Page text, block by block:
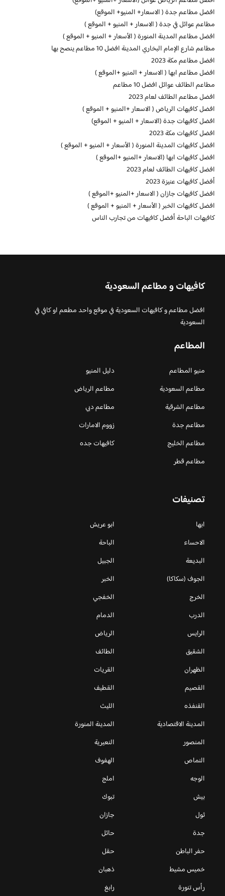
افضل مطاعم جدة ( الاسعار+ المنيو+ الموقع)
مطاعم عوائل في جدة ( الاسعار + المنيو + الموقع )
افضل مطاعم المدينة المنورة ( الأسعار + المنيو + الموقع )
مطاعم شارع الإمام البخاري المدينة افضل 10 مطاعم ينصح بها
افضل مطاعم مكة 2023
افضل مطاعم ابها ( الاسعار + المنيو +الموقع )
مطاعم الطائف عوائل افضل 10 مطاعم
افضل مطاعم الطائف لعام 2023
افضل كافيهات الرياض ( الاسعار +المنيو + الموقع )
افضل كافيهات جدة (الاسعار + المنيو + الموقع)
افضل كافيهات مكة 2023
افضل كافيهات المدينة المنورة ( الأسعار + المنيو + الموقع )
افضل كافيهات ابها (الاسعار +المنيو +الموقع )
افضل كافيهات الطائف لعام 2023
أفضل كافيهات عنيزة 2023
افضل كافيهات جازان ( الاسعار +المنيو +الموقع )
افضل كافيهات الخبر ( الأسعار + المنيو + الموقع )
كافيهات الباحة أفضل كافيهات من تجارب الناس
كافيهات و مطاعم السعودية
افضل مطاعم و كافيهات السعودية في موقع واحد مطعم او كافي في
السعودية
المطاعم
منيو المطاعم
دليل المنيو
مطاعم السعودية
مطاعم الرياض
مطاعم الشرقية
مطاعم دبي
مطاعم جدة
زووم الامارات
مطاعم الخليج
كافيهات جده
مطاعم قطر
تصنيفات
ابها
ابو عريش
الاحساء
الباحة
البديعة
الجبيل
الجوف (سكاكا)
الخبر
الخرج
الخفجي
الدرب
الدمام
الرايس
الرياض
الشقيق
الطائف
الظهران
القريات
القصيم
القطيف
القنفذه
الليث
المدينة الاقتصادية
المدينة المنورة
المنصور
النعيرية
النماص
الهفوف
الوجه
املج
بيش
تبوك
ثول
جازان
جدة
حائل
حفر الباطن
حقل
خميس مشيط
ذهبان
رأس تنورة
رابغ